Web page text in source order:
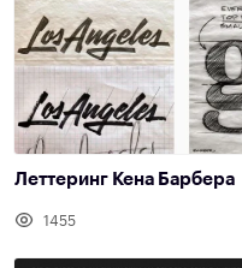
Леттеринг Кена Барбера
1455